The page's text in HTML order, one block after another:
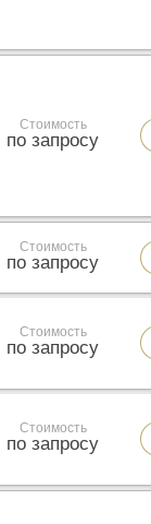
Стоимость
по запросу
Стоимость
по запросу
Стоимость
по запросу
Стоимость
по запросу